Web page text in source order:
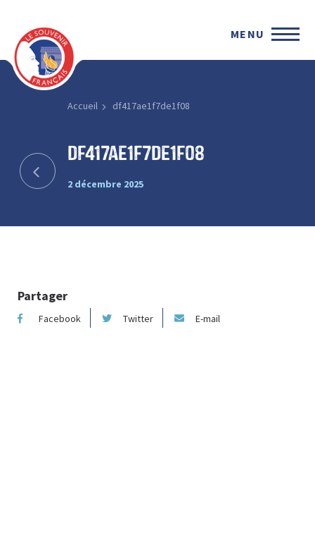
MENU
Accueil df417ae1f7de1f08
df417ae1f7de1f08
2 décembre 2025
Partager
Facebook Twitter E-mail